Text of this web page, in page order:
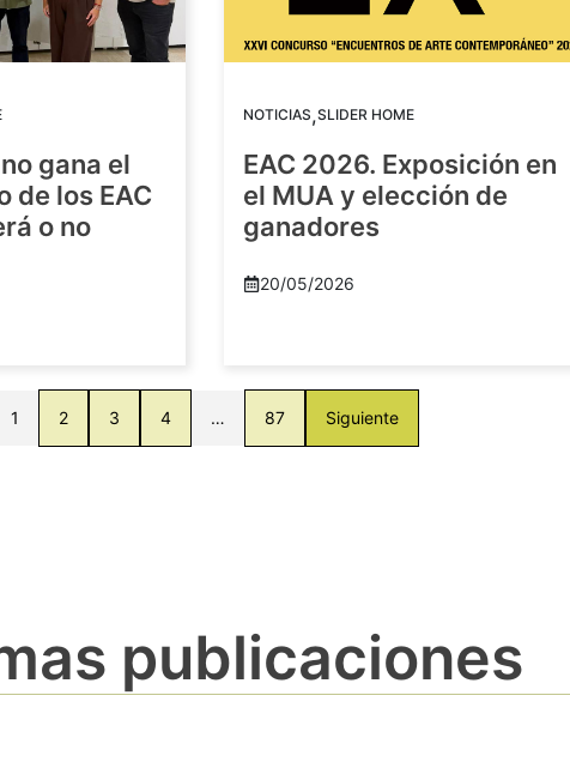
gana el
de los EAC
o no
NOTICIAS,SLIDER HOME
EAC 2026. Exposición en
el MUA y elección de
ganadores
20/05/2026
1 2 3 4 … 87 Siguiente
publicaciones